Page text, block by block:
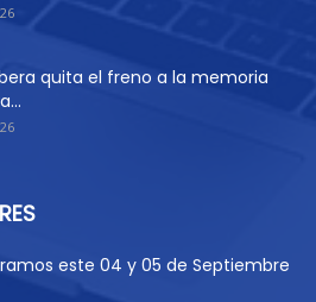
quita el freno a la memoria
este 04 y 05 de Septiembre